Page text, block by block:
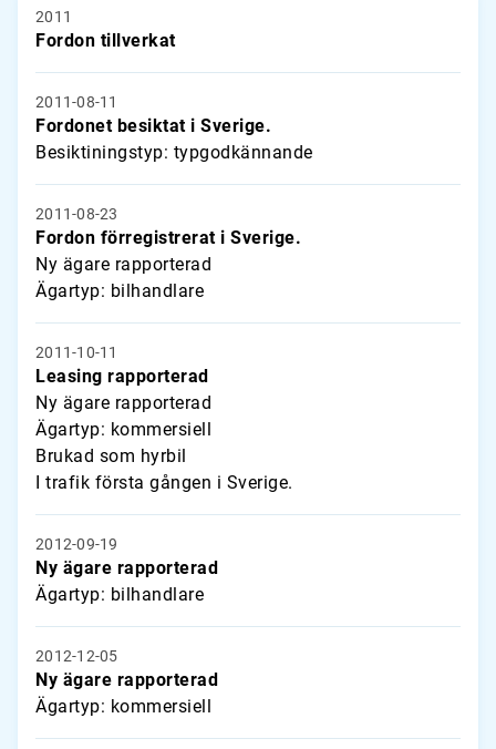
2011
Fordon tillverkat
2011-08-11
Fordonet besiktat i Sverige.
Besiktiningstyp: typgodkännande
2011-08-23
Fordon förregistrerat i Sverige.
Ny ägare rapporterad
Ägartyp: bilhandlare
2011-10-11
Leasing rapporterad
Ny ägare rapporterad
Ägartyp: kommersiell
Brukad som hyrbil
I trafik första gången i Sverige.
2012-09-19
Ny ägare rapporterad
Ägartyp: bilhandlare
2012-12-05
Ny ägare rapporterad
Ägartyp: kommersiell